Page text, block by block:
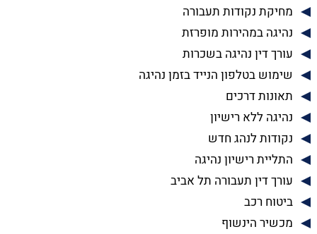
מחיקת נקודות תעבורה
נהיגה במהירות מופרזת
עורך דין נהיגה בשכרות
שימוש בטלפון הנייד בזמן נהיגה
תאונות דרכים
נהיגה ללא רישיון
נקודות לנהג חדש
התליית רישיון נהיגה
עורך דין תעבורה תל אביב
ביטוח רכב
מכשיר הינשוף